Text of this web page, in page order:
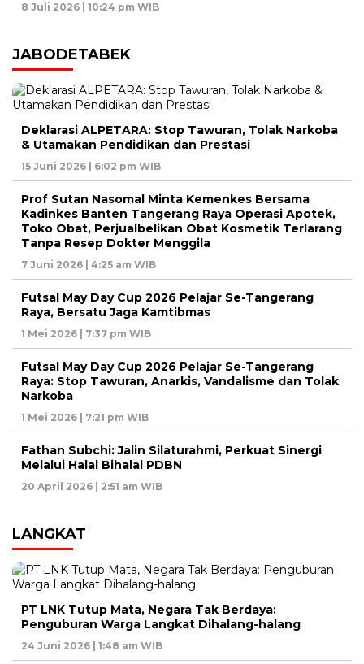
8 Juli 2026 | 10:24 pm WIB
JABODETABEK
Deklarasi ALPETARA: Stop Tawuran, Tolak Narkoba
& Utamakan Pendidikan dan Prestasi
15 Juni 2026 | 6:02 pm WIB
Prof Sutan Nasomal Minta Kemenkes Bersama
Kadinkes Banten Tangerang Raya Operasi Apotek,
Toko Obat, Perjualbelikan Obat Kosmetik Terlarang
Tanpa Resep Dokter Menggila
7 Juni 2026 | 4:25 am WIB
Futsal May Day Cup 2026 Pelajar Se-Tangerang
Raya, Bersatu Jaga Kamtibmas
1 Mei 2026 | 7:37 pm WIB
Futsal May Day Cup 2026 Pelajar Se-Tangerang
Raya: Stop Tawuran, Anarkis, Vandalisme dan Tolak
Narkoba
1 Mei 2026 | 7:21 pm WIB
Fathan Subchi: Jalin Silaturahmi, Perkuat Sinergi
Melalui Halal Bihalal PDBN
20 April 2026 | 2:51 am WIB
LANGKAT
PT LNK Tutup Mata, Negara Tak Berdaya:
Penguburan Warga Langkat Dihalang-halang
24 Juni 2026 | 1:48 am WIB